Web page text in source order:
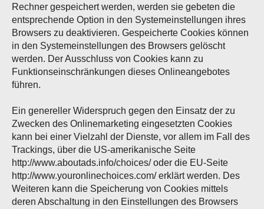
Rechner gespeichert werden, werden sie gebeten die
entsprechende Option in den Systemeinstellungen ihres
Browsers zu deaktivieren. Gespeicherte Cookies können
in den Systemeinstellungen des Browsers gelöscht
werden. Der Ausschluss von Cookies kann zu
Funktionseinschränkungen dieses Onlineangebotes
führen.
Ein genereller Widerspruch gegen den Einsatz der zu
Zwecken des Onlinemarketing eingesetzten Cookies
kann bei einer Vielzahl der Dienste, vor allem im Fall des
Trackings, über die US-amerikanische Seite
http://www.aboutads.info/choices/ oder die EU-Seite
http://www.youronlinechoices.com/ erklärt werden. Des
Weiteren kann die Speicherung von Cookies mittels
deren Abschaltung in den Einstellungen des Browsers